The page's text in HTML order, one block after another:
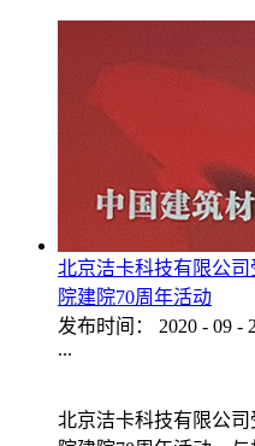
北京洁卡科技有限公
院建院70周年活动
发布时间：
2020 - 09 -
...
北京洁卡科技有限公